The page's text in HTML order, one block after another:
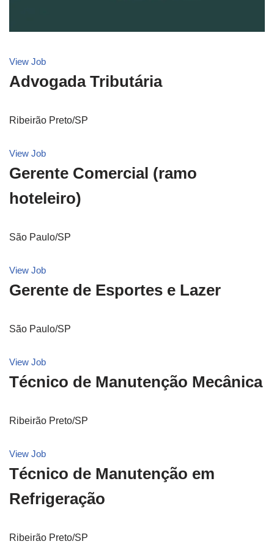
View Job
Advogada Tributária
Ribeirão Preto/SP
View Job
Gerente Comercial (ramo
hoteleiro)
São Paulo/SP
View Job
Gerente de Esportes e Lazer
São Paulo/SP
View Job
Técnico de Manutenção Mecânica
Ribeirão Preto/SP
View Job
Técnico de Manutenção em
Refrigeração
Ribeirão Preto/SP